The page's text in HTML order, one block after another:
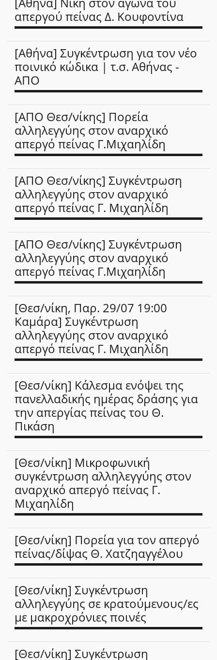
απεργού πείνας Δ. Κουφοντίνα
[Αθήνα] Συγκέντρωση για τον νέο
ποινικό κώδικα | τ.σ. Αθήνας -
ΑΠΟ
[ΑΠΟ Θεσ/νίκης] Πορεία
αλληλεγγύης στον αναρχικό
απεργό πείνας Γ.Μιχαηλίδη
[ΑΠΟ Θεσ/νίκης] Συγκέντρωση
αλληλεγγύης στον αναρχικό
απεργό πείνας Γ. Μιχαηλίδη
[ΑΠΟ Θεσ/νίκης] Συγκέντρωση
αλληλεγγύης στον αναρχικό
απεργό πείνας Γ.Μιχαηλίδη
[Θεσ/νίκη, Παρ. 29/07 19:00
Καμάρα] Συγκέντρωση
αλληλεγγύης στον αναρχικό
απεργό πείνας Γ. Μιχαηλίδη
[Θεσ/νίκη] Κάλεσμα ενόψει της
πανελλαδικής ημέρας δράσης για
την απεργίας πείνας του Θ.
Πικάση
[Θεσ/νίκη] Μικροφωνική
συγκέντρωση αλληλεγγύης στον
αναρχικό απεργό πείνας Γ.
Μιχαηλίδη
[Θεσ/νίκη] Πορεία για τον απεργό
πείνας/δίψας Θ. Χατζηαγγέλου
[Θεσ/νίκη] Συγκέντρωση
αλληλεγγύης σε κρατούμενους/ες
με μακροχρόνιες ποινές
[Θεσ/νίκη] Συγκέντρωση